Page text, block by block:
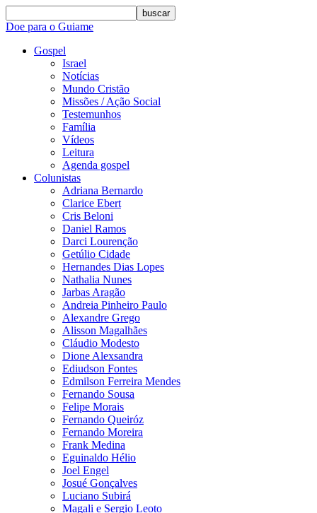
buscar
Doe para o Guiame
Gospel
Israel
Notícias
Mundo Cristão
Missões / Ação Social
Testemunhos
Família
Vídeos
Leitura
Agenda gospel
Colunistas
Adriana Bernardo
Clarice Ebert
Cris Beloni
Daniel Ramos
Darci Lourenção
Getúlio Cidade
Hernandes Dias Lopes
Nathalia Nunes
Jarbas Aragão
Andreia Pinheiro Paulo
Alexandre Grego
Alisson Magalhães
Cláudio Modesto
Dione Alexsandra
Ediudson Fontes
Edmilson Ferreira Mendes
Fernando Sousa
Felipe Morais
Fernando Queiróz
Fernando Moreira
Frank Medina
Eguinaldo Hélio
Joel Engel
Josué Gonçalves
Luciano Subirá
Magali e Sergio Leoto